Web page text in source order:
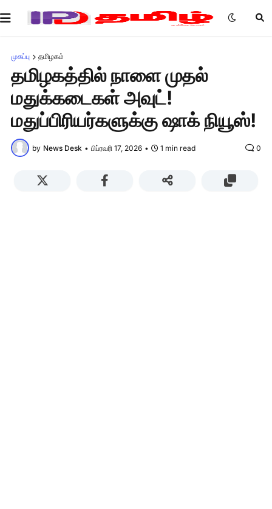
முகப்பு தமிழகம்
தமிழகத்தில் நாளை முதல்
மதுக்கடைகள் அவுட்!
மதுப்பிரியர்களுக்கு ஷாக் நியூஸ்!
by News Desk • பிப்ரவரி 17, 2026 • 1 min read 0